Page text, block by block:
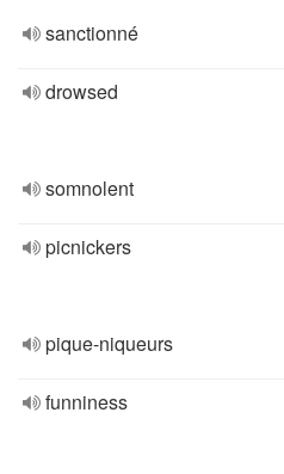
sanctionné
drowsed
somnolent
picnickers
pique-niqueurs
funniness